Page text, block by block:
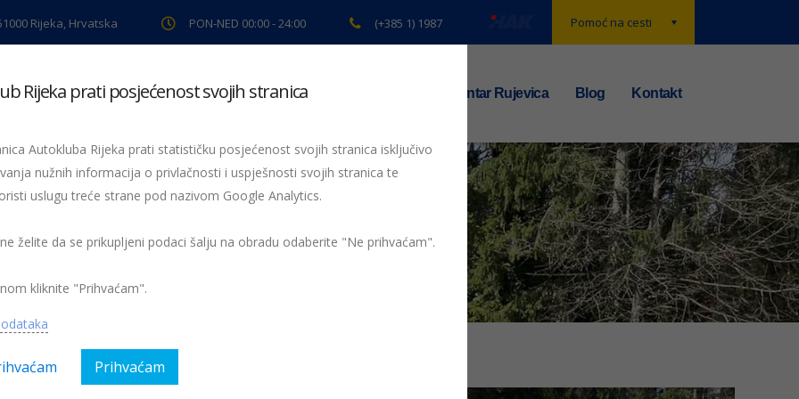
Pomoć na cesti
Rijeka, Hrvatska PON-NED 00:00 - 24:00 (+385 1) 1987
pregled Pomoć na cesti Servis Preventiva TS centar Rujevica Blog Kontakt
Vozila svjetskog rally prvenstva već jure u našem susjedstvu! viber_slika_2021-04-07_14-23-32
23-32
Rijeka prati posjećenost svojih stranica
Autokluba Rijeka prati statističku posjećenost svojih stranica isključivo
nužnih informacija o privlačnosti i uspješnosti svojih stranica te
uslugu treće strane pod nazivom Google Analytics.
želite da se prikupljeni podaci šalju na obradu odaberite "Ne prihvaćam".
kliknite "Prihvaćam".
Prihvaćam